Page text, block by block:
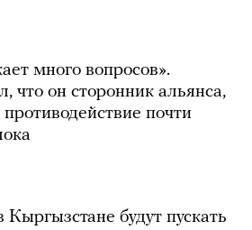
много вопросов».
что он сторонник альянса,
почти
будут пускать